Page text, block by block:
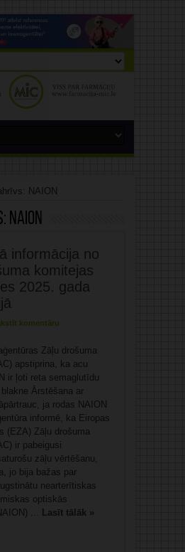
NAION
NAION
informācija no
komitejas
2025. gada
komentāru
Zāļu drošuma
apstiprina, ka acu
ir ļoti reta semaglutīdu
Ārstēšana ar
ja rodas NAION
informē, ka Eiropas
(EZA) Zāļu drošuma
ir pabeigusi
zāļu vērtēšanu,
jo bija bažas par
nearterītiskas
optiskās
... Lasīt tālāk »